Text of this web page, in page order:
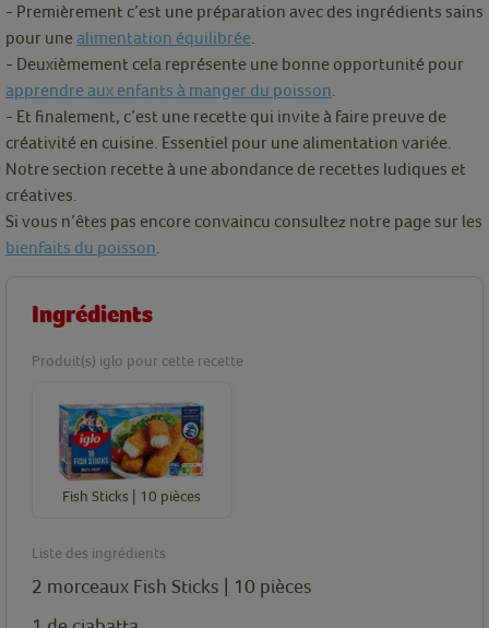
- Premièrement c’est une préparation avec des ingrédients sains
pour une alimentation équilibrée
- Deuxièmement cela représente une bonne opportunité pour
apprendre aux enfants à manger du poisson
- Et finalement, c’est une recette qui invite à faire preuve de
créativité en cuisine. Essentiel pour une alimentation variée.
Notre section recette à une abondance de recettes ludiques et
créatives.
Si vous n’êtes pas encore convaincu consultez notre page sur les
bienfaits du poisson
Ingrédients
Produit(s) iglo pour cette recette
Fish Sticks | 10 pièces
Liste des ingrédients
2 morceaux Fish Sticks | 10 pièces